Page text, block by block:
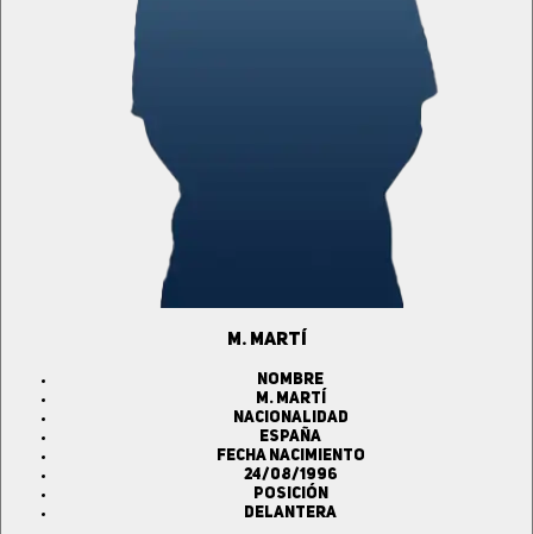
M. MARTÍ
Nombre
M. MARTÍ
Nacionalidad
ESPAÑA
Fecha Nacimiento
24/08/1996
Posición
Delantera